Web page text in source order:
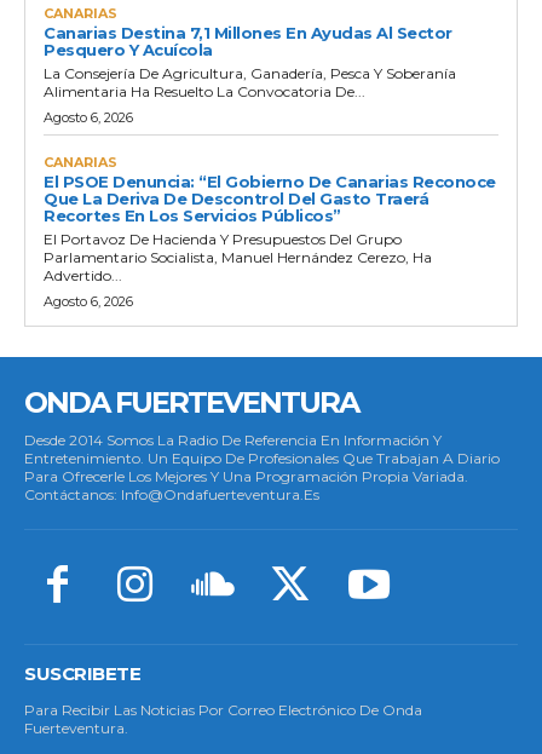
CANARIAS
Canarias Destina 7,1 Millones En Ayudas Al Sector
Pesquero Y Acuícola
La Consejería De Agricultura, Ganadería, Pesca Y Soberanía
Alimentaria Ha Resuelto La Convocatoria De...
Agosto 6, 2026
CANARIAS
El PSOE Denuncia: “El Gobierno De Canarias Reconoce
Que La Deriva De Descontrol Del Gasto Traerá
Recortes En Los Servicios Públicos”
El Portavoz De Hacienda Y Presupuestos Del Grupo
Parlamentario Socialista, Manuel Hernández Cerezo, Ha
Advertido...
Agosto 6, 2026
ONDA FUERTEVENTURA
Desde 2014 Somos La Radio De Referencia En Información Y
Entretenimiento. Un Equipo De Profesionales Que Trabajan A Diario
Para Ofrecerle Los Mejores Y Una Programación Propia Variada.
Contáctanos: Info@ondafuerteventura.es
SUSCRIBETE
Para Recibir Las Noticias Por Correo Electrónico De Onda
Fuerteventura.